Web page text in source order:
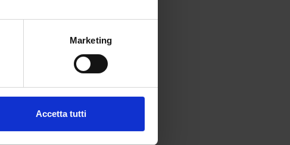
qualche metro,Marketing
Accetta tutti